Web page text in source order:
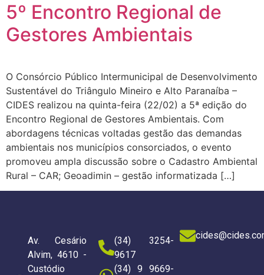
5º Encontro Regional de
Gestores Ambientais
O Consórcio Público Intermunicipal de Desenvolvimento
Sustentável do Triângulo Mineiro e Alto Paranaíba –
CIDES realizou na quinta-feira (22/02) a 5ª edição do
Encontro Regional de Gestores Ambientais. Com
abordagens técnicas voltadas gestão das demandas
ambientais nos municípios consorciados, o evento
promoveu ampla discussão sobre o Cadastro Ambiental
Rural – CAR; Geoadimin – gestão informatizada […]
Av. Cesário
Alvim, 4610 -
Custódio
(34) 3254-
9617
(34) 9 9669-